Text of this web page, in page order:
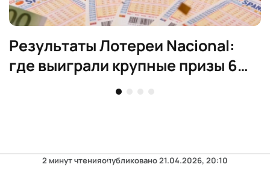
Результаты Лотереи Nacional:
где выиграли крупные призы 6
2 минут чтенияопубликовано21.04.2026, 20:10